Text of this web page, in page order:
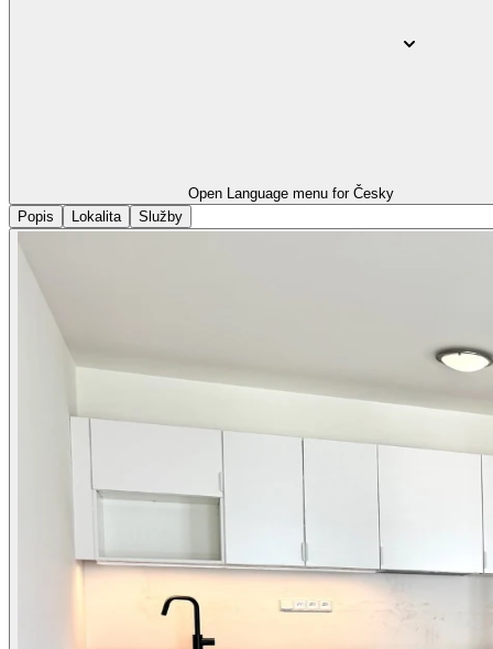
Open Language menu for Česky
Popis
Lokalita Služby